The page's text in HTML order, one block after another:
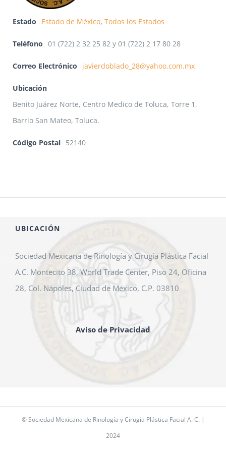
Estado Estado de México, Todos los Estados
Teléfono 01 (722) 2 32 25 82 y 01 (722) 2 17 80 28
Correo Electrónico javierdoblado_28@yahoo.com.mx
Ubicación
Benito Juárez Norte, Centro Medico de Toluca, Torre 1,
Barrio San Mateo, Toluca.
Código Postal 52140
UBICACIÓN
Sociedad Mexicana de Rinología y Cirugía Plástica Facial
A.C. Montecito 38, World Trade Center, Piso 24, Oficina
28, Col. Nápoles, Ciudad de México, C.P. 03810
Aviso de Privacidad
© Sociedad Mexicana de Rinología y Cirugía Plástica Facial A. C. |
2024